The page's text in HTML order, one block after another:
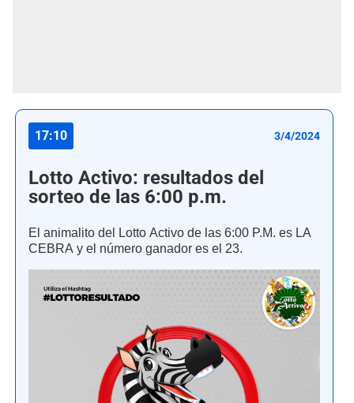
17:10 3/4/2024
Lotto Activo: resultados del
sorteo de las 6:00 p.m.
El animalito del Lotto Activo de las 6:00 P.M. es LA
CEBRA y el número ganador es el 23.